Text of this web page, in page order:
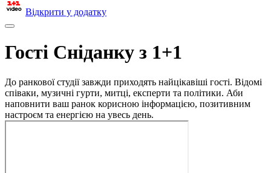
Відкрити у додатку
Гості Сніданку з 1+1
До ранкової студії завжди приходять найцікавіші гості. Відомі
співаки, музичні гурти, митці, експерти та політики. Аби
наповнити ваш ранок корисною інформацією, позитивним
настроєм та енергією на увесь день.